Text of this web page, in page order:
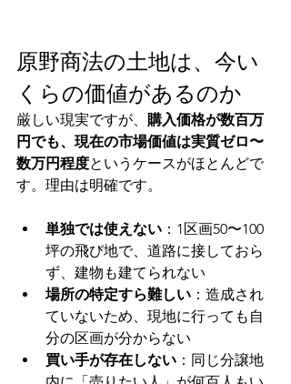
原野商法の土地は、今い
くらの価値があるのか
厳しい現実ですが、 購入価格が数百万
円でも、現在の市場価値は実質ゼロ〜
数万円程度というケースがほとんどで
す。理由は明確です。
単独では使えない ：1区画50〜100
坪の飛び地で、道路に接しておら
ず、建物も建てられない
場所の特定すら難しい ：造成され
ていないため、現地に行っても自
分の区画が分からない
買い手が存在しない ：同じ分譲地